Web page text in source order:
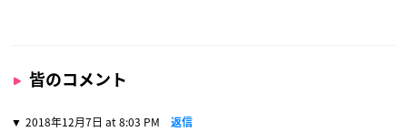
皆のコメント
2018年12月7日 at 8:03 PM 返信